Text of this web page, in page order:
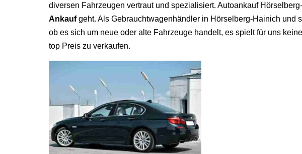
diversen Fahrzeugen vertraut und spezialisiert. Autoankauf
Ankaufgeht. Als Gebrauchtwagenhändler in Hörselberg-Hainich und
ob es sich um neue oder alte Fahrzeuge handelt, es spielt für uns
top Preis zu verkaufen.